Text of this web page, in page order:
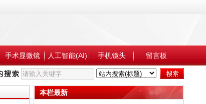
手术显微镜 人工智能(AI) 手机镜头 留言板
本栏最新